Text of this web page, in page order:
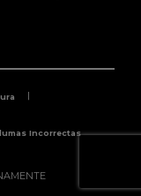
Incorrectas